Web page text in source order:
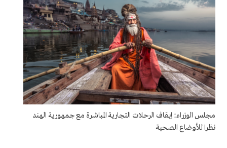
مجلس الوزراء: إيقاف الرحلات التجارية المباشرة مع جمهورية الهند
نظرا للأوضاع الصحية